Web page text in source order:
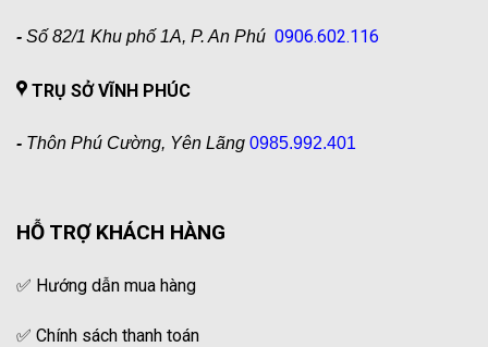
- Số 82/1 Khu phố 1A, P. An Phú 0906.602.116
TRỤ SỞ VĨNH PHÚC
- Thôn Phú Cường, Yên Lãng 0985.992.401
HỖ TRỢ KHÁCH HÀNG
✅ Hướng dẫn mua hàng
✅ Chính sách thanh toán